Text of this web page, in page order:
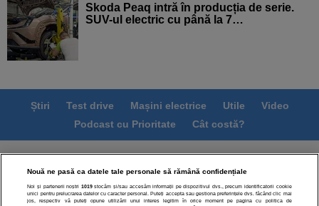
Skoda Peaq intră în producția de serie.
SUV-ul electric cu până la 7…
Știri Test drive Mașini electrice Utile
Video
Podcast cu Prioritate
Cât costă?
Termeni si conditii
Politica de confidentialitate
Politica de cookies
Echipa editorială
Contact
Modifică Setările
Nouă ne pasă ca datele tale personale să rămână confidențiale
Noi și partenerii noștri 1019stocăm și/sau accesăm informații pe dispozitivul dvs., precum identificatorii cookie
unici pentru prelucrarea datelor cu caracter personal. Puteți accepta sau gestiona preferințele dvs. făcând clic mai
jos, respectiv vă puteți opune utilizării unui interes legitim în orice moment pe pagina cu politica de